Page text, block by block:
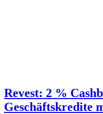
Revest: 2 %
Geschäftskredite